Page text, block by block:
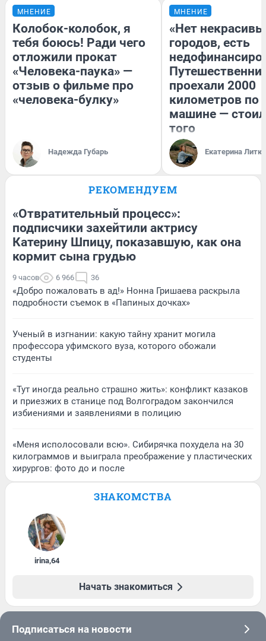
МНЕНИЕ
Колобок-колобок, я
тебя боюсь! Ради чего
отложили прокат
«Человека-паука» —
отзыв о фильме про
«человека-булку»
Надежда Губарь
МНЕНИЕ
«Нет
городов, есть
проехали 2000
километров по
машине —
того
Екатерина
РЕКОМЕНДУЕМ
«Отвратительный процесс»:
подписчики захейтили актрису
Катерину Шпицу, показавшую, как она
кормит сына грудью
9 часов 6 966 36
«Добро пожаловать в ад!» Нонна Гришаева раскрыла
подробности съемок в «Папиных дочках»
Ученый в изгнании: какую тайну хранит могила
профессора уфимского вуза, которого обожали
студенты
«Тут иногда реально страшно жить»: конфликт казаков
и приезжих в станице под Волгоградом закончился
избиениями и заявлениями в полицию
«Меня исполосовали всю». Сибирячка похудела на 30
килограммов и выиграла преображение у пластических
хирургов: фото до и после
ЗНАКОМСТВА
irina,64
Начать знакомиться
Подписаться на новости